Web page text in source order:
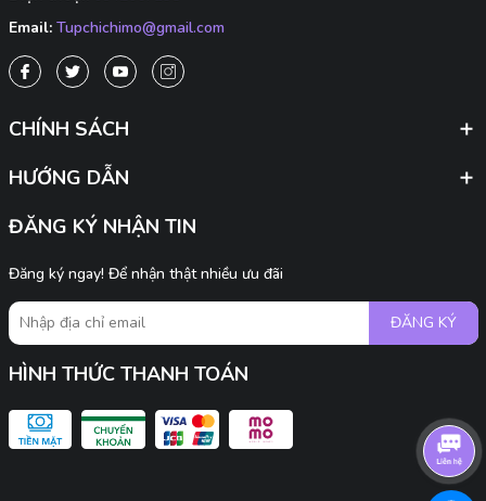
Email: Tupchichimo@gmail.com
CHÍNH SÁCH
HƯỚNG DẪN
ĐĂNG KÝ NHẬN TIN
Đăng ký ngay! Để nhận thật nhiều ưu đãi
ĐĂNG KÝ
HÌNH THỨC THANH TOÁN